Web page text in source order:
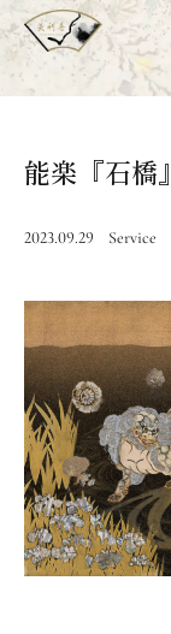
能楽『石橋
2023.09.29 Service